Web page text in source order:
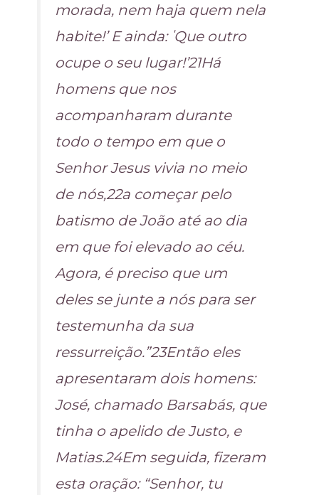
morada, nem haja quem nela
habite!ʼ E ainda: ʽQue outro
ocupe o seu lugar!ʼ21Há
homens que nos
acompanharam durante
todo o tempo em que o
Senhor Jesus vivia no meio
de nós,22a começar pelo
batismo de João até ao dia
em que foi elevado ao céu.
Agora, é preciso que um
deles se junte a nós para ser
testemunha da sua
ressurreição.”23Então eles
apresentaram dois homens:
José, chamado Barsabás, que
tinha o apelido de Justo, e
Matias.24Em seguida, fizeram
esta oração: “Senhor, tu